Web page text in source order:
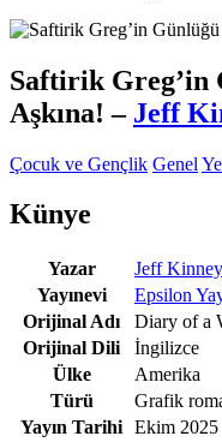
Saftirik Greg’in
Aşkına!– Jeff
Çocuk ve Gençlik Genel
Künye
Yazar
Jeff Kinney
Yayınevi
Epsilon
Orijinal Adı
Diary of a
Orijinal Dili
İngilizce
Ülke
Amerika
Türü
Grafik
Yayın Tarihi Ekim 2025